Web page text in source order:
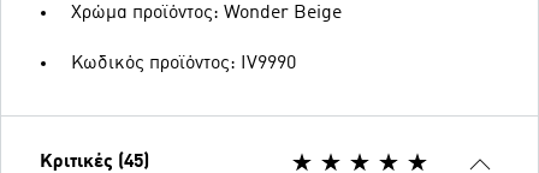
Χρώμα προϊόντος: Wonder Beige
Κωδικός προϊόντος: IV9990
Κριτικές (45)